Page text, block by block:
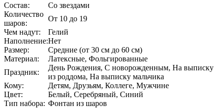
Состав:
Со звездами
Количество
шаров:
От 10 до 19
Чем надут:
Гелий
Наполнение:Нет
Размер:
Средние (от 30 см до 60 см)
Материал:
Латексные, Фольгированные
Праздник:
День Рождения, С новорожденным, На выписку
из роддома, На выписку мальчика
Кому:
Детям, Друзьям, Коллеге, Мужчине
Цвет:
Белый, Серебряный, Синий
Тип набора: Фонтан из шаров